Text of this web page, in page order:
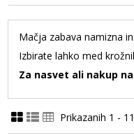
Mačja zabava namizna
Izbirate lahko med
Za nasvet ali nakup
Prikazanih 1 -